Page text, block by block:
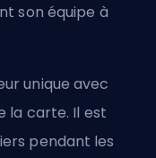
son équipe à
unique avec
la carte. Il est
pendant les